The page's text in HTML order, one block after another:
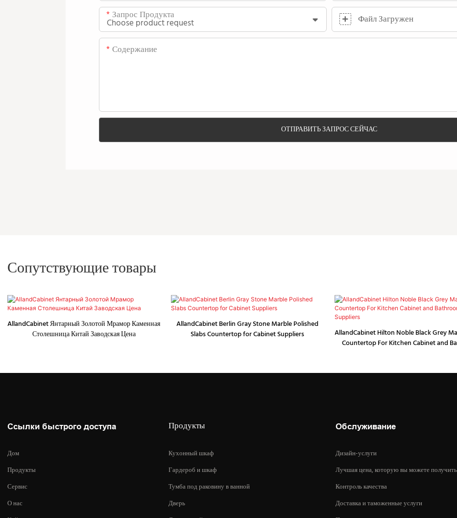
Запрос Продукта Файл Загружен
Содержание
ОТПРАВИТЬ ЗАПРОС СЕЙЧАС
Сопутствующие товары
AllandCabinet Янтарный Золотой Мрамор Каменная
Столешница Китай Заводская Цена
AllandCabinet Berlin Gray Stone Marble Polished
Slabs Countertop for Cabinet Suppliers
AllandCabinet Hilton Noble Black Grey
Countertop For Kitchen Cabinet and
Ссылки быстрого доступа
Дом
Продукты
Сервис
О нас
Продукты
Кухонный шкаф
Гардероб и шкаф
Тумба под раковину в ванной
Дверь
Обслуживание
Дизайн-услуги
Лучшая цена, которую вы можете получить
Контроль качества
Доставка и таможенные услуги